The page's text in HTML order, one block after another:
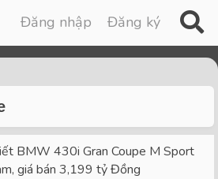
Đăng nhập Đăng ký
BMW 430i Gran Coupe M Sport
giá bán 3,199 tỷ Đồng